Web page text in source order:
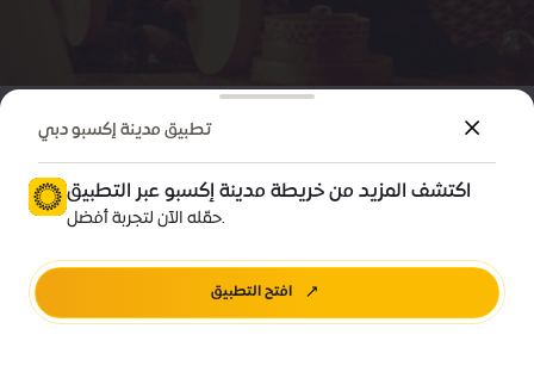
ترفيه
فيلم - حد التار
Price •
تطبيق مدينة إكسبو دبي
اكتشف المزيد من خريطة مدينة إكسبو عبر التطبيق
حمّله الآن لتجربة أفضل.
افتح التطبيق